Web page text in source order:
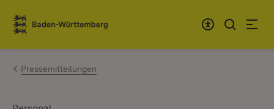
Zum Inhalt springen
Link zur Startseite
Pressemitteilungen